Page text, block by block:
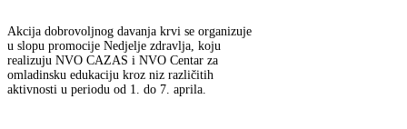
Akcija dobrovoljnog davanja krvi se organizuje
u slopu promocije Nedjelje zdravlja, koju
realizuju NVO CAZAS i NVO Centar za
omladinsku edukaciju kroz niz različitih
aktivnosti u periodu od 1. do 7. aprila.